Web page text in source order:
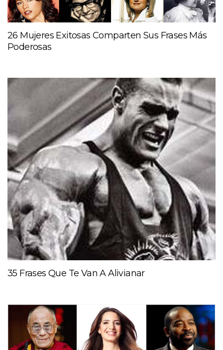
26 Mujeres Exitosas Comparten Sus Frases Más
Poderosas
35 Frases Que Te Van A Alivianar